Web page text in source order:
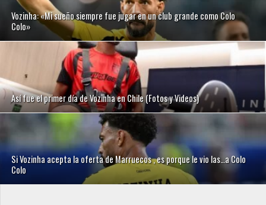
Vozinha: «Mi sueño siempre fue jugar en un club grande como Colo
Colo»
Así fue el primer día de Vozinha en Chile (Fotos y Videos)
Si Vozinha acepta la oferta de Marruecos , es porque le vio las…a Colo
Colo